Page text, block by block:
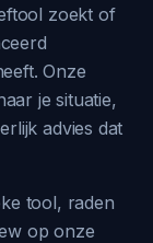
zoekt of
Onze
je situatie,
advies dat
tool, raden
op onze